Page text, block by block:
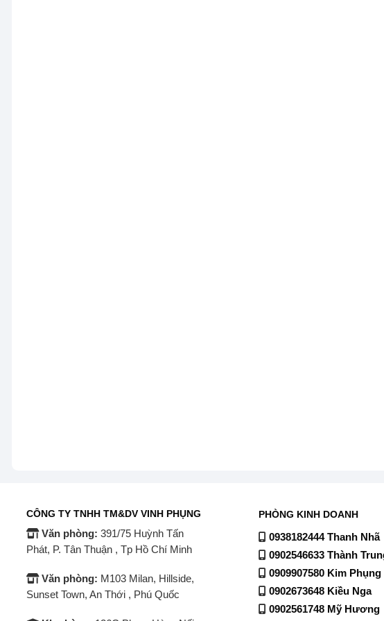
CÔNG TY TNHH TM&DV VINH PHỤNG
Văn phòng: 391/75 Huỳnh Tấn
Phát, P. Tân Thuận , Tp Hồ Chí Minh
Văn phòng: M103 Milan, Hillside,
Sunset Town, An Thới , Phú Quốc
PHÒNG KINH DOANH
0938182444 Thanh Nhã
0902546633 Thành
0909907580 Kim Phụng
0902673648 Kiều Nga
0902561748 Mỹ Hương